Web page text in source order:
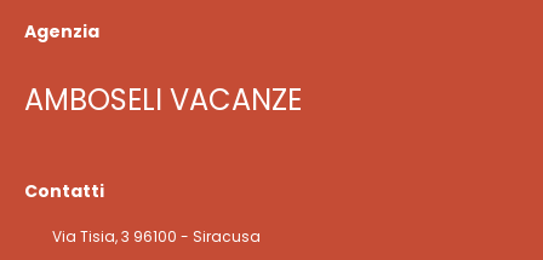
Agenzia
AMBOSELI VACANZE
Contatti
Via Tisia, 3 96100 - Siracusa